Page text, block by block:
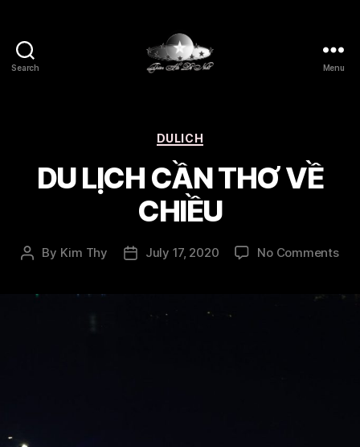
Search
Nhat
Menu
Categories
DULICH
DU LỊCH CẦN THƠ VỀ
CHIỀU
Post
By Kim Thy
PostJuly 17, 2020 No Commentson